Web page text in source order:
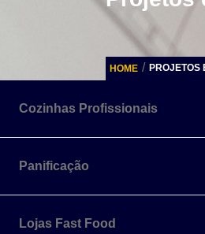
HOME / PROJETOS
Cozinhas Profissionais
Panificação
Lojas Fast Food